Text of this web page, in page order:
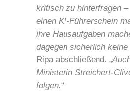
kritisch zu hinterfragen
einen KI-Führerschein
ihre Hausaufgaben
dagegen sicherlich keine
Ripa abschließend. „
Ministerin Streichert-
folgen.“